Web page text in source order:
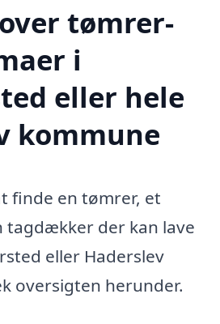
tømrer-
i
eller hele
kommune
finde en tømrer, et
tagdækker der kan lave
eller Haderslev
oversigten herunder.